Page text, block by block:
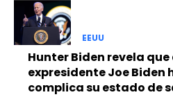
EEUU
Hunter Biden revela
expresidente Joe Biden
complica su estado de